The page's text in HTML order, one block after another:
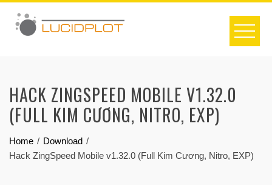
HACK ZINGSPEED MOBILE V1.32.0
(FULL KIM CƯƠNG, NITRO, EXP)
Home
Download
Hack ZingSpeed Mobile v1.32.0 (Full Kim Cương, Nitro, EXP)